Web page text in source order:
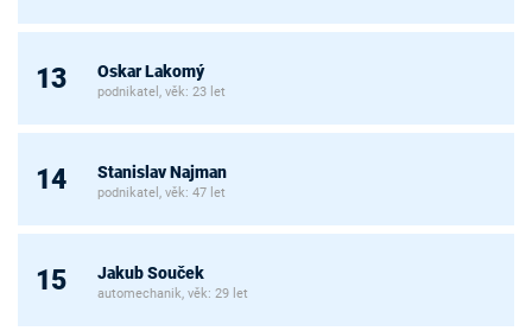
13 Oskar Lakomý
podnikatel, věk: 23 let
14 Stanislav Najman
podnikatel, věk: 47 let
15 Jakub Souček
automechanik, věk: 29 let